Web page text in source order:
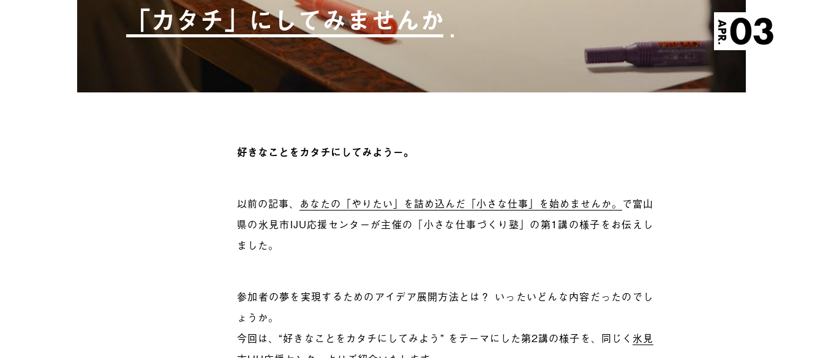
「カタチ」にしてみませんか
APR.03
好きなことをカタチにしてみようー。
以前の記事、 あなたの「やりたい」を詰め込んだ「小さな仕事」を始めませんか。 で富山
県の氷見市IJU応援センターが主催の「小さな仕事づくり塾」の第1講の様子をお伝えし
ました。
参加者の夢を実現するためのアイデア展開方法とは？ いったいどんな内容だったのでし
ょうか。
今回は、“好きなことをカタチにしてみよう” をテーマにした第2講の様子を、同じく 氷見